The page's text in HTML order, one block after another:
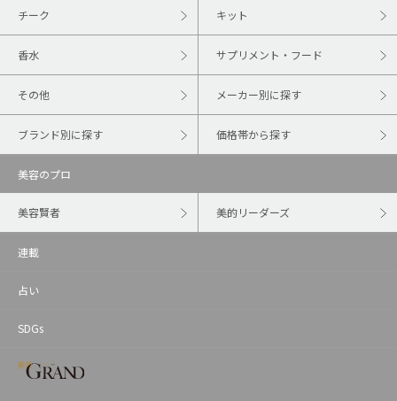
チーク キット
香水 サプリメント・フード
その他 メーカー別に探す
ブランド別に探す 価格帯から探す
美容のプロ
美容賢者 美的リーダーズ
連載
占い
SDGs